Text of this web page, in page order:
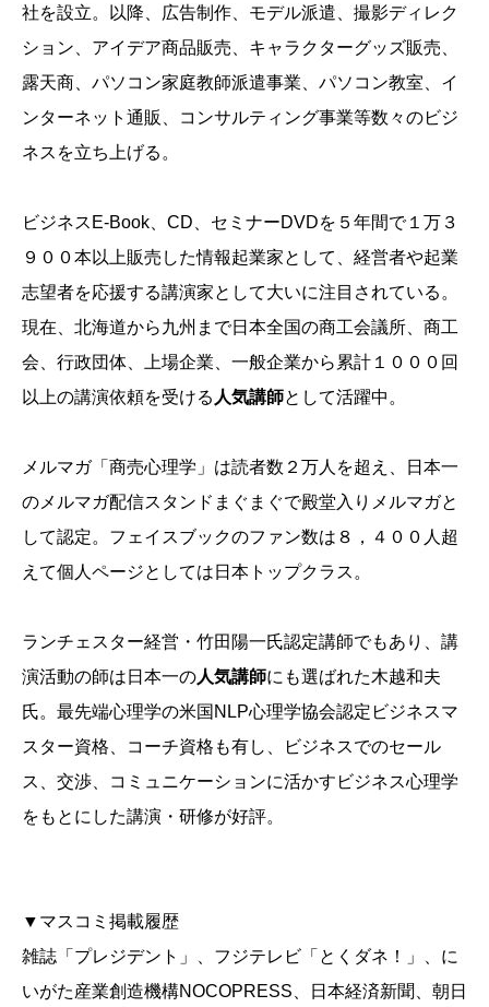
社を設立。以降、広告制作、モデル派遣、撮影ディレク
ション、アイデア商品販売、キャラクターグッズ販売、
露天商、パソコン家庭教師派遣事業、パソコン教室、イ
ンターネット通販、コンサルティング事業等数々のビジ
ネスを立ち上げる。
ビジネスE-Book、CD、セミナーDVDを５年間で１万３
９００本以上販売した情報起業家として、経営者や起業
志望者を応援する講演家として大いに注目されている。
現在、北海道から九州まで日本全国の商工会議所、商工
会、行政団体、上場企業、一般企業から累計１０００回
以上の講演依頼を受ける 人気講師として活躍中。
メルマガ「商売心理学」は読者数２万人を超え、日本一
のメルマガ配信スタンドまぐまぐで殿堂入りメルマガと
して認定。フェイスブックのファン数は８，４００人超
えて個人ページとしては日本トップクラス。
ランチェスター経営・竹田陽一氏認定講師でもあり、講
演活動の師は日本一の人気講師にも選ばれた木越和夫
氏。最先端心理学の米国NLP心理学協会認定ビジネスマ
スター資格、コーチ資格も有し、ビジネスでのセール
ス、交渉、コミュニケーションに活かすビジネス心理学
をもとにした講演・研修が好評。
▼マスコミ掲載履歴
雑誌「プレジデント」、フジテレビ「とくダネ！」、に
いがた産業創造機構NOCOPRESS、日本経済新聞、朝日